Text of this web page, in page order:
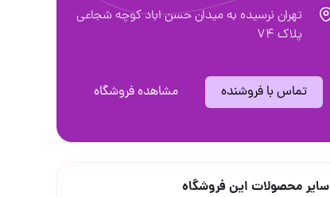
تهران نرسيده به ميدان حسن اباد كوچه شجاعي
پلاك ٧٤
تماس با فروشنده مشاهده فروشگاه
سایر محصولات این فروشگاه